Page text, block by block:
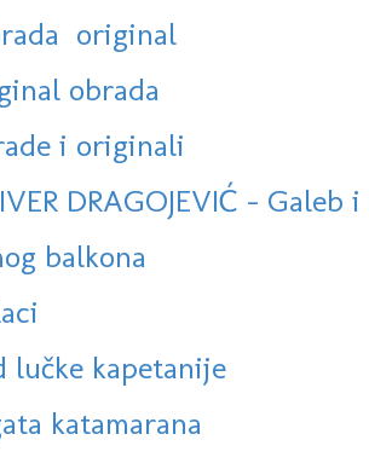
original
obrada
i originali
DRAGOJEVIĆ - Galeb
balkona
lučke kapetanije
katamarana